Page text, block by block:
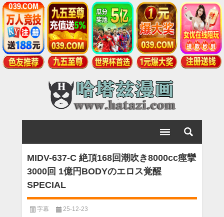
MIDV-637-C 絶頂168回潮吹き8000cc痙攣
3000回 1億円BODYのエロス覚醒
SPECIAL
字幕 25-12-23